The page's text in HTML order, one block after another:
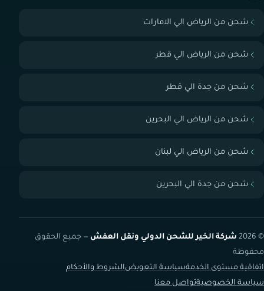
شحن من الرياض الي الامارات
شحن من الرياض الي قطر
شحن من جدة الي قطر
شحن من الرياض الي البحرين
شحن من الرياض الي لبنان
شحن من جدة الي البحرين
© 2026 شركة الخير للشحن الدولي ونقل العفش — جميع الحقوق
محفوظة
اتفاقية مستوى الخدمةسياسة التعويضالشروط والأحكام
سياسة الخصوصيةتواصل معنا